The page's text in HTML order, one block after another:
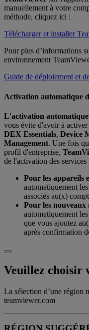
manuellement à votre
méthode, cliquez ici :
Télécharger et installer
Pour plus d’informations
environnement
Guide de déploiement et
Activation automatique
L'activation automatique
vous évite d'avoir à
DEX Essentials, Device
Management. Une fois
profil d'entreprise,
de l'activation des services
Pour les appareils
automatiquement
associés au(x)
Pour les nouveaux
automatiquement
que vous ajoutez
après confirmation
Veuillez choisir
La sélection d’une région
teamviewer.com